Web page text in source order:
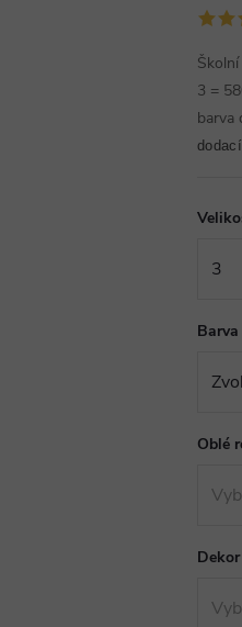
3 =
barva
Barva
Oblé